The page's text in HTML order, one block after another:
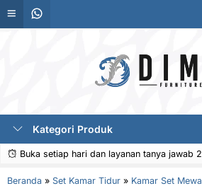
Kategori Produk
Buka setiap hari dan layanan tanya jawab
Beranda » Set Kamar Tidur » Kamar Set